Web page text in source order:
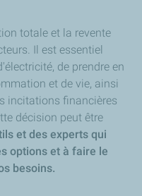
totale et la revente
Il est essentiel
de prendre en
et de vie, ainsi
incitations financières
décision peut être
et des experts qui
options et à faire le
besoins.